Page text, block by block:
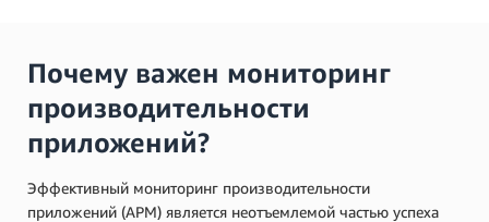
Почему важен мониторинг
производительности
приложений?
Эффективный мониторинг производительности
приложений (APM) является неотъемлемой частью успеха